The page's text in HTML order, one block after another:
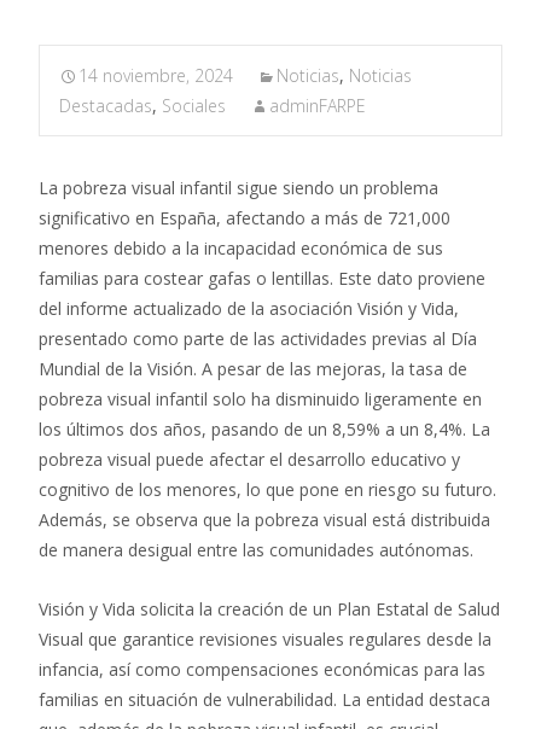
14 noviembre, 2024 Noticias, Noticias
Destacadas, Sociales adminFARPE
La pobreza visual infantil sigue siendo un problema
significativo en España, afectando a más de 721,000
menores debido a la incapacidad económica de sus
familias para costear gafas o lentillas. Este dato proviene
del informe actualizado de la asociación Visión y Vida,
presentado como parte de las actividades previas al Día
Mundial de la Visión. A pesar de las mejoras, la tasa de
pobreza visual infantil solo ha disminuido ligeramente en
los últimos dos años, pasando de un 8,59% a un 8,4%. La
pobreza visual puede afectar el desarrollo educativo y
cognitivo de los menores, lo que pone en riesgo su futuro.
Además, se observa que la pobreza visual está distribuida
de manera desigual entre las comunidades autónomas.
Visión y Vida solicita la creación de un Plan Estatal de Salud
Visual que garantice revisiones visuales regulares desde la
infancia, así como compensaciones económicas para las
familias en situación de vulnerabilidad. La entidad destaca